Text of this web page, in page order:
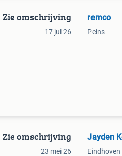
Zie omschrijving
17 jul 26
remco
Peins
Zie omschrijving
23 mei 26
Jayden
Eindhoven